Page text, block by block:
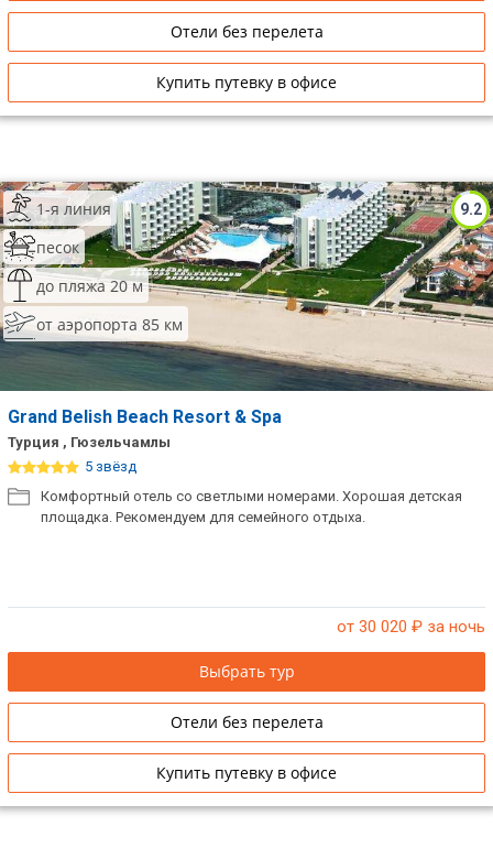
Отели без перелета
Купить путевку в офисе
9.2
1-я линия
песок
до пляжа 20 м
от аэропорта 85 км
Grand Belish Beach Resort & Spa
Турция , Гюзельчамлы
5 звёзд
Комфортный отель со светлыми номерами. Хорошая детская
площадка. Рекомендуем для семейного отдыха.
от 30 020 ₽ за ночь
Выбрать тур
Отели без перелета
Купить путевку в офисе